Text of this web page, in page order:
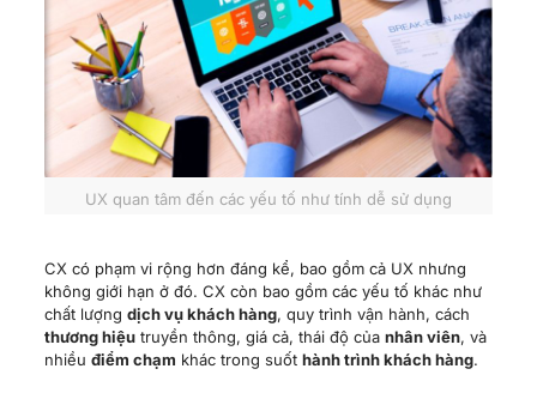
UX quan tâm đến các yếu tố như tính dễ sử dụng
CX có phạm vi rộng hơn đáng kể, bao gồm cả UX nhưng
không giới hạn ở đó. CX còn bao gồm các yếu tố khác như
chất lượng dịch vụ khách hàng, quy trình vận hành, cách
thương hiệutruyền thông, giá cả, thái độ của nhân viên, và
nhiều điểm chạm khác trong suốt hành trình khách hàng.